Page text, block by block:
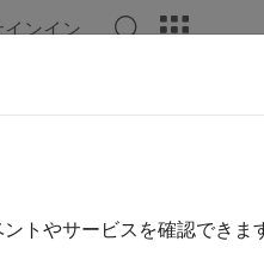
インイン
トやサービスを確認できま